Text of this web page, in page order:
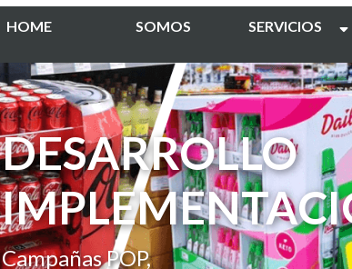
HOME SOMOS SERVICIOS
SOLUCIONES
PUNTO DE
VENTA